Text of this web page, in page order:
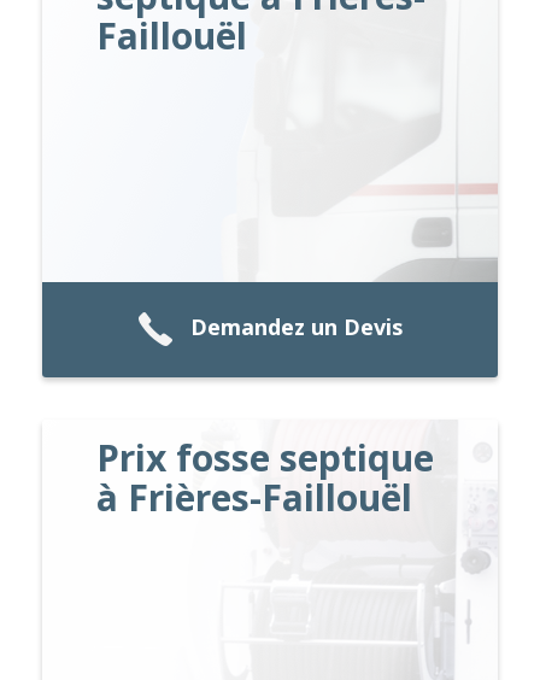
Faillouël
Demandez un Devis
Prix fosse septique
à Frières-Faillouël